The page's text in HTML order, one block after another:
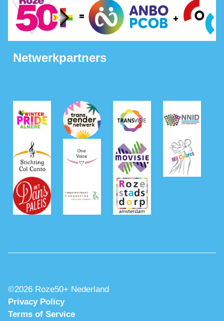
Netwerkpartners
©2026 Roze50+ Nederland
Privacy Policy
Terms of Service